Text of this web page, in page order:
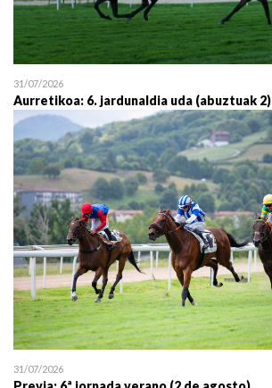
31/07/2026
Aurretikoa: 6. jardunaldia uda (abuztuak 2)
31/07/2026